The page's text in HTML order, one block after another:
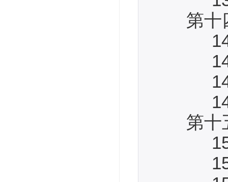
第十四
14.1
14.2
14.3
14.4
第十五
15.1
15.2